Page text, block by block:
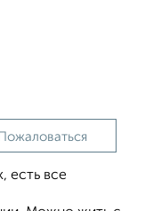
Пожаловаться
есть все